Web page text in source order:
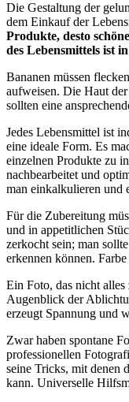
Die Gestaltung der
dem Einkauf der
Produkte, desto
des Lebensmittels ist
Bananen müssen
aufweisen. Die Haut
sollten eine
Jedes Lebensmittel ist
eine ideale Form. Es
einzelnen Produkte zu
nachbearbeitet und
man einkalkulieren und
Für die Zubereitung
und in appetitlichen
zerkocht sein; man
erkennen können.
Ein Foto, das nicht alles
Augenblick der
erzeugt Spannung und
Zwar haben spontane
professionellen
seine Tricks, mit denen
kann. Universelle